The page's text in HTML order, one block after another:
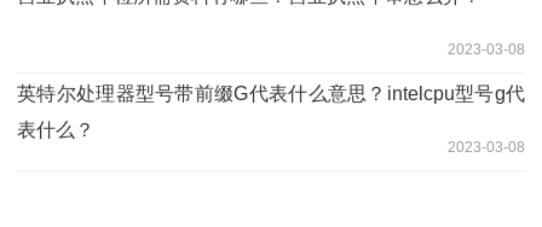
2023-03-08
英特尔处理器型号带前缀G代表什么意思？intelcpu型号g代
表什么？
2023-03-08